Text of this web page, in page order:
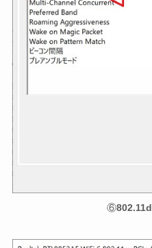
⑥802.11d